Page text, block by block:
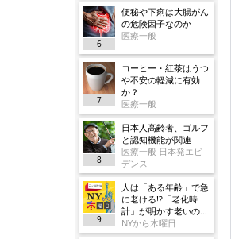
6
便秘や下痢は大腸がん
の危険因子なのか
医療一般
7
コーヒー・紅茶はうつ
や不安の軽減に有効
か？
医療一般
8
日本人高齢者、ゴルフ
と認知機能が関連
医療一般 日本発エビ
デンス
9
人は「ある年齢」で急
に老ける!?「老化時
計」が明かす老いの正
体
NYから木曜日